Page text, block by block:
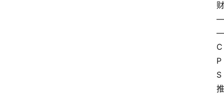
财
—
—
C
P
S
推